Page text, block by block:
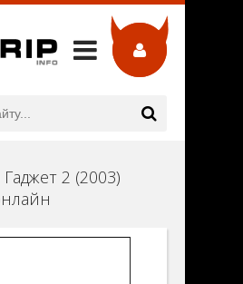
2 (2003)